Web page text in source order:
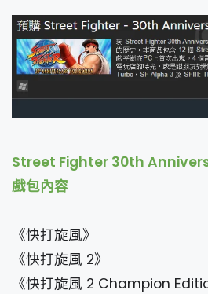
Street Fighter 30th
戲包內容
《快打旋風》
《快打旋風 2》
《快打旋風 2 Champion